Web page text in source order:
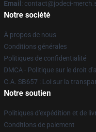
Email : contact@jodeci-
Notre société
À propos de nous
Conditions générales
Politiques de confidentialité
DMCA - Politique sur le droit
C.A. SB657 : Loi sur la
Notre soutien
Politiques d'expédition et de
Conditions de paiement